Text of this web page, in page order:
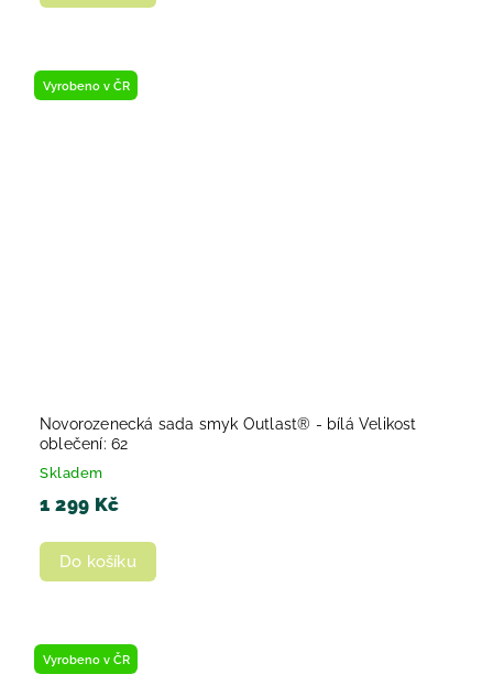
Vyrobeno v ČR
Novorozenecká sada smyk Outlast® - bílá Velikost
oblečení: 62
Skladem
1 299 Kč
Do košíku
Vyrobeno v ČR